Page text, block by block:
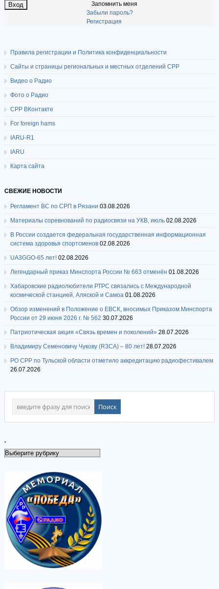
Запомнить меня
Забыли пароль?
Регистрация
Правила регистрации и Политика конфиденциальности
Сайты и страницы региональных и местных отделений СРР
Видео о Радио
Фото о Радио
СРР ВКонтакте
For foreign hams
IARU-R1
IARU
Карта сайта
СВЕЖИЕ НОВОСТИ
Регламент ВС по СРП в Рязани 03.08.2026
Материалы соревнований по радиосвязи на УКВ, июль 02.08.2026
В России создается федеральная государственная информационная
система здоровья спортсменов 02.08.2026
UA3GGO-65 лет! 02.08.2026
Легендарный приказ Минспорта России № 663 отменён 01.08.2026
Хабаровские радиолюбители РТРС связались с Международной
космической станцией, Аляской и Самоа 01.08.2026
Обзор изменений в Положение о ЕВСК, вносимых Приказом Минспорта
России от 29 июня 2026 г. № 562 30.07.2026
Патриотическая акция «Связь времен и поколений» 28.07.2026
Владимиру Семеновичу Чукову (R3CA) – 80 лет! 28.07.2026
РО СРР по Тульской области отметило аккредитацию радиофестивалем
26.07.2026
.